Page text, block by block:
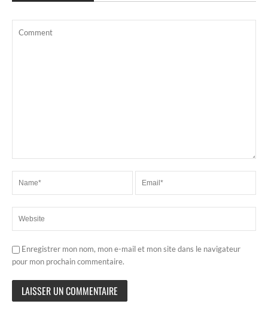
Enregistrer mon nom, mon e-mail et mon site dans le navigateur
pour mon prochain commentaire.